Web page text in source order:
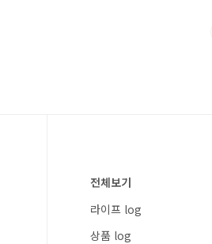
전체보기
라이프 log
상품 log